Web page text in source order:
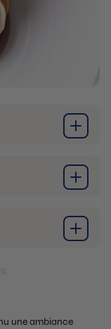
une ambiance